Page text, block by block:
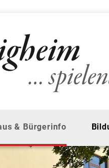
& Bürgerinfo